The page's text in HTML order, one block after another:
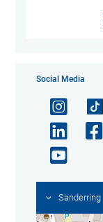
Social Media
Sanderring